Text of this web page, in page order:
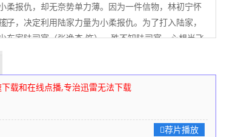
柔报仇，却无奈势单力薄。因为一件信物，林初宁怀
子，决定利用陆家力量为小柔报仇。为了打入陆家，
东家陆司宴（张逸杰 饰），殊不知陆司宴一心想当飞
用来拒绝联姻的挡箭牌，于是两人一拍即合，开启了
不料林初宁在陆家宴会上拿出信物当众认亲，成为了
日恋人重聚同一屋檐下，虽以姐弟相称却暧昧横生，
，我被大叔宠上天》改编。80s高清电影下载网编辑
载和在线点播,专治迅雷无法下载
荐片播放